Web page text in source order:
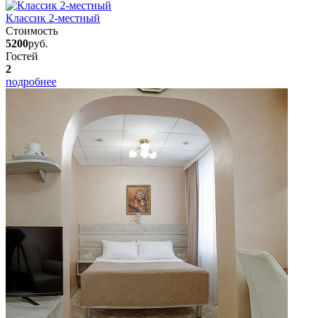
Классик 2-местный
Стоимость
5200руб.
Гостей
2
подробнее